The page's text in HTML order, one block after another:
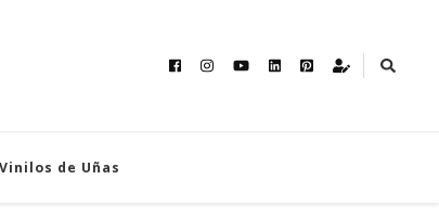
Vinilos de Uñas